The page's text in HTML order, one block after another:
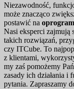
Niezawodność,
może znacząco
postawić na
Nasi eksperci zajmują
takich rozwiązań,
czy ITCube. To
z klientami,
my zaś pomożemy
zasady ich działania i
pytania. Zapraszamy